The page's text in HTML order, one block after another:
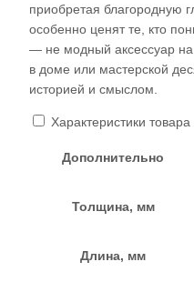
приобретая благородную
особенно ценят те, кто
— не модный аксессуар
в доме или мастерской
историей и смыслом.​
Характеристики товара
Дополнительно
Толщина, мм
Длина, мм